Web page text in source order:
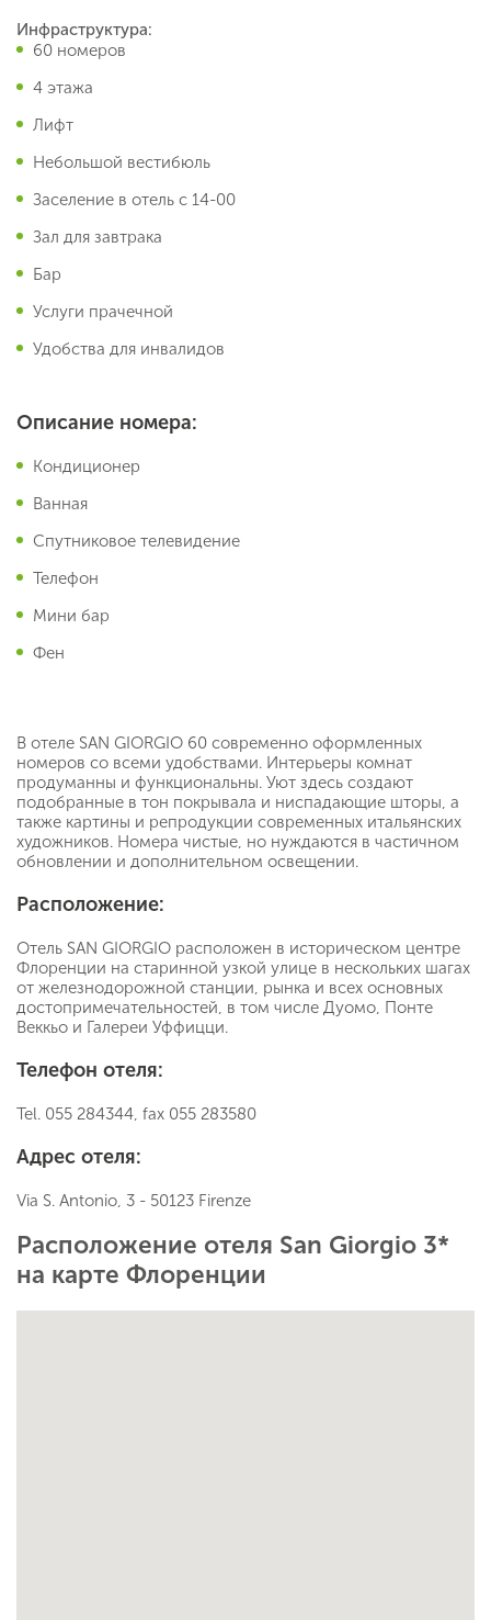
Инфраструктура:
60 номеров
4 этажа
Лифт
Небольшой вестибюль
Заселение в отель с 14-00
Зал для завтрака
Бар
Услуги прачечной
Удобства для инвалидов
Описание номера:
Кондиционер
Ванная
Спутниковое телевидение
Телефон
Мини бар
Фен
В отеле SAN GIORGIO 60 современно оформленных
номеров со всеми удобствами. Интерьеры комнат
продуманны и функциональны. Уют здесь создают
подобранные в тон покрывала и ниспадающие шторы, а
также картины и репродукции современных итальянских
художников. Номера чистые, но нуждаются в частичном
обновлении и дополнительном освещении.
Расположение:
Отель SAN GIORGIO расположен в историческом центре
Флоренции на старинной узкой улице в нескольких шагах
от железнодорожной станции, рынка и всех основных
достопримечательностей, в том числе Дуомо, Понте
Веккьо и Галереи Уффицци.
Телефон отеля:
Tel. 055 284344, fax 055 283580
Адрес отеля:
Via S. Antonio, 3 - 50123 Firenze
Расположение отеля San Giorgio 3*
на карте Флоренции